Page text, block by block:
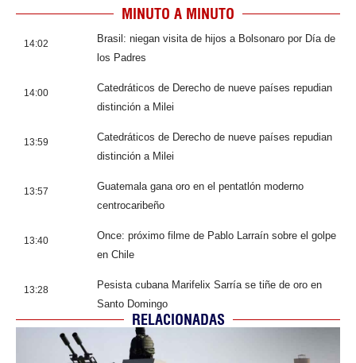
MINUTO A MINUTO
14:02
Brasil: niegan visita de hijos a Bolsonaro por Día de
los Padres
14:00
Catedráticos de Derecho de nueve países repudian
distinción a Milei
13:59
Catedráticos de Derecho de nueve países repudian
distinción a Milei
13:57
Guatemala gana oro en el pentatlón moderno
centrocaribeño
13:40
Once: próximo filme de Pablo Larraín sobre el golpe
en Chile
13:28
Pesista cubana Marifelix Sarría se tiñe de oro en
Santo Domingo
RELACIONADAS